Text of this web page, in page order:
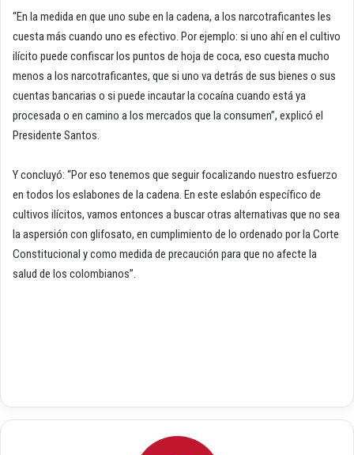
“En la medida en que uno sube en la cadena, a los narcotraficantes les
cuesta más cuando uno es efectivo. Por ejemplo: si uno ahí en el cultivo
ilícito puede confiscar los puntos de hoja de coca, eso cuesta mucho
menos a los narcotraficantes, que si uno va detrás de sus bienes o sus
cuentas bancarias o si puede incautar la cocaína cuando está ya
procesada o en camino a los mercados que la consumen”, explicó el
Presidente Santos.
Y concluyó: “Por eso tenemos que seguir focalizando nuestro esfuerzo
en todos los eslabones de la cadena. En este eslabón específico de
cultivos ilícitos, vamos entonces a buscar otras alternativas que no sea
la aspersión con glifosato, en cumplimiento de lo ordenado por la Corte
Constitucional y como medida de precaución para que no afecte la
salud de los colombianos”.